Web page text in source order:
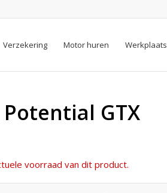
Verzekering Motor huren Werkplaats
Potential GTX
voorraad van dit product.